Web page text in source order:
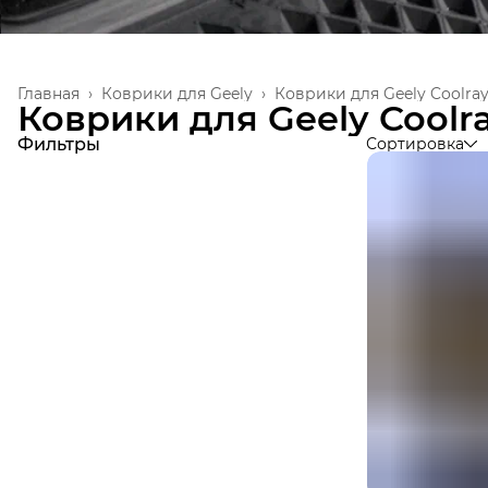
Коврики для Geely Coolray
Коврики для Geely ›
Главная ›
Коврики для Geely
Фильтры Сортировка